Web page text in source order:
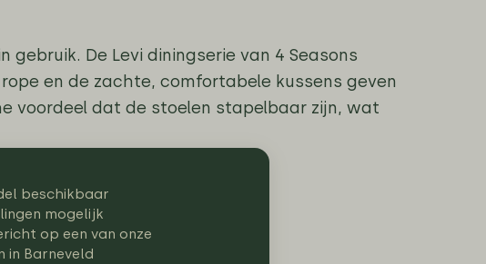
De Levi diningserie van 4 Seasons
en de zachte, comfortabele kussens geven
voordeel dat de stoelen stapelbaar zijn, wat
beschikbaar
mogelijk
op een van onze
in Barneveld